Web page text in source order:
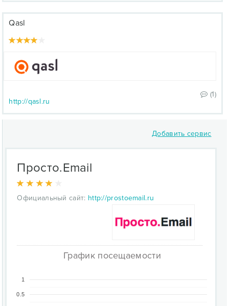
Qasl
(1)
http://qasl.ru
Добавить сервис
Просто.Email
Официальный сайт: http://prostoemail.ru
График посещаемости
0.5
1